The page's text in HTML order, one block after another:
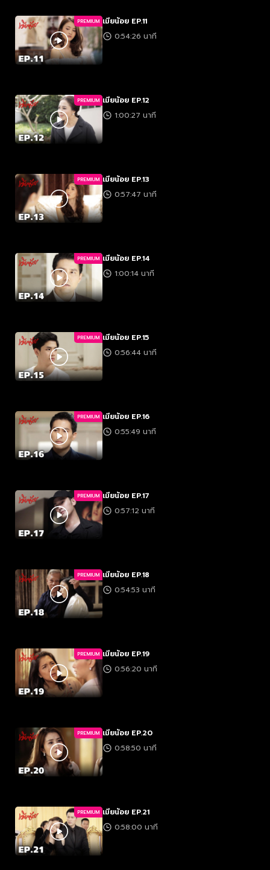
PREMIUM เมียน้อย EP.11
0:54:26 นาที
PREMIUM เมียน้อย EP.12
1:00:27 นาที
PREMIUM เมียน้อย EP.13
0:57:47 นาที
PREMIUM เมียน้อย EP.14
1:00:14 นาที
PREMIUM เมียน้อย EP.15
0:56:44 นาที
PREMIUM เมียน้อย EP.16
0:55:49 นาที
PREMIUM เมียน้อย EP.17
0:57:12 นาที
PREMIUM เมียน้อย EP.18
0:54:53 นาที
PREMIUM เมียน้อย EP.19
0:56:20 นาที
PREMIUM เมียน้อย EP.20
0:58:50 นาที
PREMIUM เมียน้อย EP.21
0:58:00 นาที